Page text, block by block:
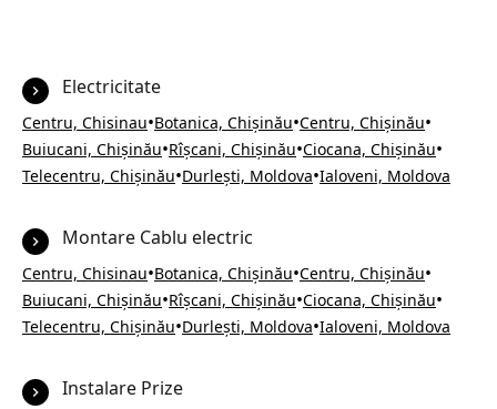
Electricitate
Centru, Chisinau•Botanica, Chișinău•Centru, Chișinău•
Buiucani, Chișinău•Rîșcani, Chișinău•Ciocana, Chișinău•
Telecentru, Chișinău•Durlești, Moldova•Ialoveni, Moldova
Montare Cablu electric
Centru, Chisinau•Botanica, Chișinău•Centru, Chișinău•
Buiucani, Chișinău•Rîșcani, Chișinău•Ciocana, Chișinău•
Telecentru, Chișinău•Durlești, Moldova•Ialoveni, Moldova
Instalare Prize